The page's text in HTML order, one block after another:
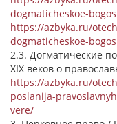
dogmaticheskoe-
https://azbyka.ru/
dogmaticheskoe-
2.3. Догматические
XIX веков о
https://azbyka.ru/
poslanija-
vere/